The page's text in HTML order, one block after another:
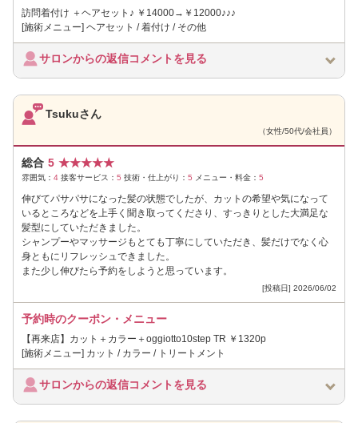
訪問着付け ＋ヘアセット♪ ￥14000→￥12000♪♪♪
[施術メニュー] ヘアセット / 着付け / その他
サロンからの返信コメントを見る
Tsukuさん
（女性/50代/会社員）
総合 5 ★★★★★
雰囲気： 4 接客サービス： 5 技術・仕上がり： 5 メニュー・料金： 5
伸びてパサパサになった髪の状態でしたが、カットの希望や気になって
いるところなどを上手く聞き取ってくださり、すっきりとした大満足な
髪型にしていただきました。
シャンプーやマッサージもとても丁寧にしていただき、髪だけでなく心
身ともにリフレッシュできました。
また少し伸びたら予約をしようと思っています。
[投稿日] 2026/06/02
予約時のクーポン・メニュー
【再来店】カット＋カラー＋oggiotto10step TR ￥1320p
[施術メニュー] カット / カラー / トリートメント
サロンからの返信コメントを見る